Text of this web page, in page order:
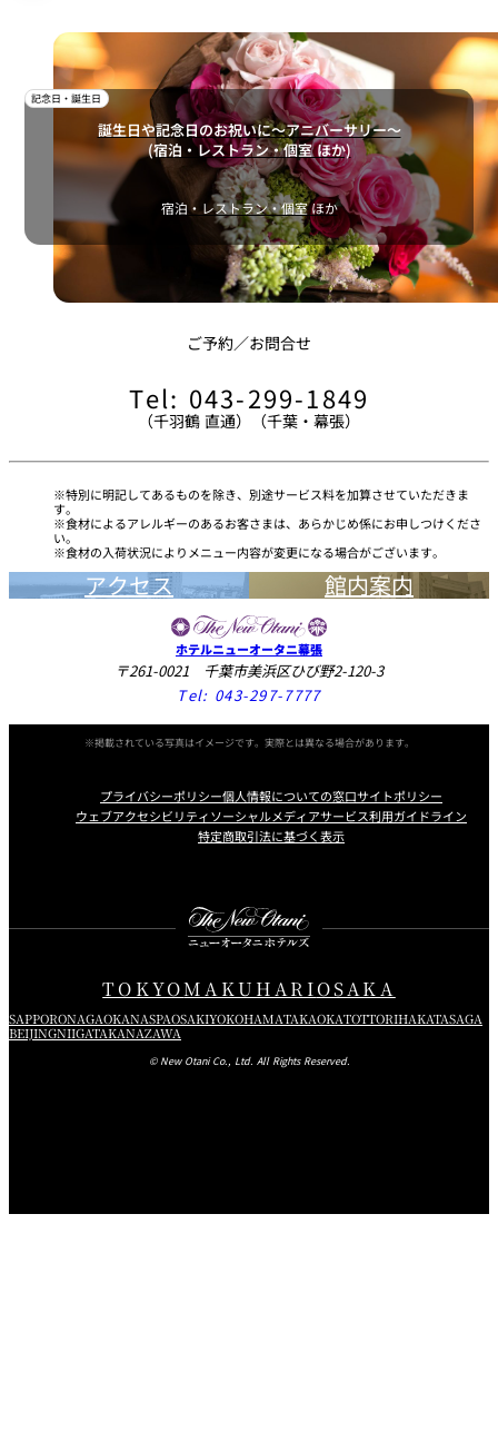
ソフトドリンク・ミネラルウォーター
記念日・誕生日
誕生日や記念日のお祝いに～アニバーサリー～
(宿泊・レストラン・個室 ほか)
宿泊・レストラン・個室 ほか
ご予約／お問合せ
Tel: 043-299-1849
（千羽鶴 直通）（千葉・幕張）
特別に明記してあるものを除き、別途サービス料を加算させていただきま
す。
食材によるアレルギーのあるお客さまは、あらかじめ係にお申しつけくださ
い。
食材の入荷状況によりメニュー内容が変更になる場合がございます。
アクセス 館内案内
ホテルニューオータニ幕張
〒261-0021 千葉市美浜区ひび野2-120-3
Tel: 043-297-7777
※掲載されている写真はイメージです。実際とは異なる場合があります。
プライバシーポリシー個人情報についての窓口サイトポリシー
ウェブアクセシビリティソーシャルメディアサービス利用ガイドライン
特定商取引法に基づく表示
TOKYOMAKUHARIOSAKA
SAPPORONAGAOKANASPAOSAKIYOKOHAMATAKAOKATOTTORIHAKATASAGA
BEIJINGNIIGATAKANAZAWA
© New Otani Co., Ltd. All Rights Reserved.